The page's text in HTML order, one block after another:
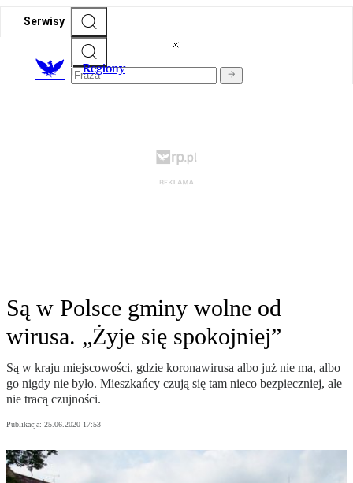
Serwisy
Regiony
Są w Polsce gminy wolne od
wirusa. „Żyje się spokojniej”
Są w kraju miejscowości, gdzie koronawirusa albo już nie ma, albo
go nigdy nie było. Mieszkańcy czują się tam nieco bezpieczniej, ale
nie tracą czujności.
Publikacja: 25.06.2020 17:53